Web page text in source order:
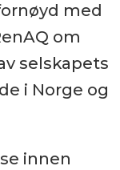
med
om
selskapets
i Norge og
innen